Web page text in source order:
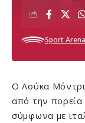
Sport Arena
Ο Λούκα
από την πορεία
σύμφωνα με